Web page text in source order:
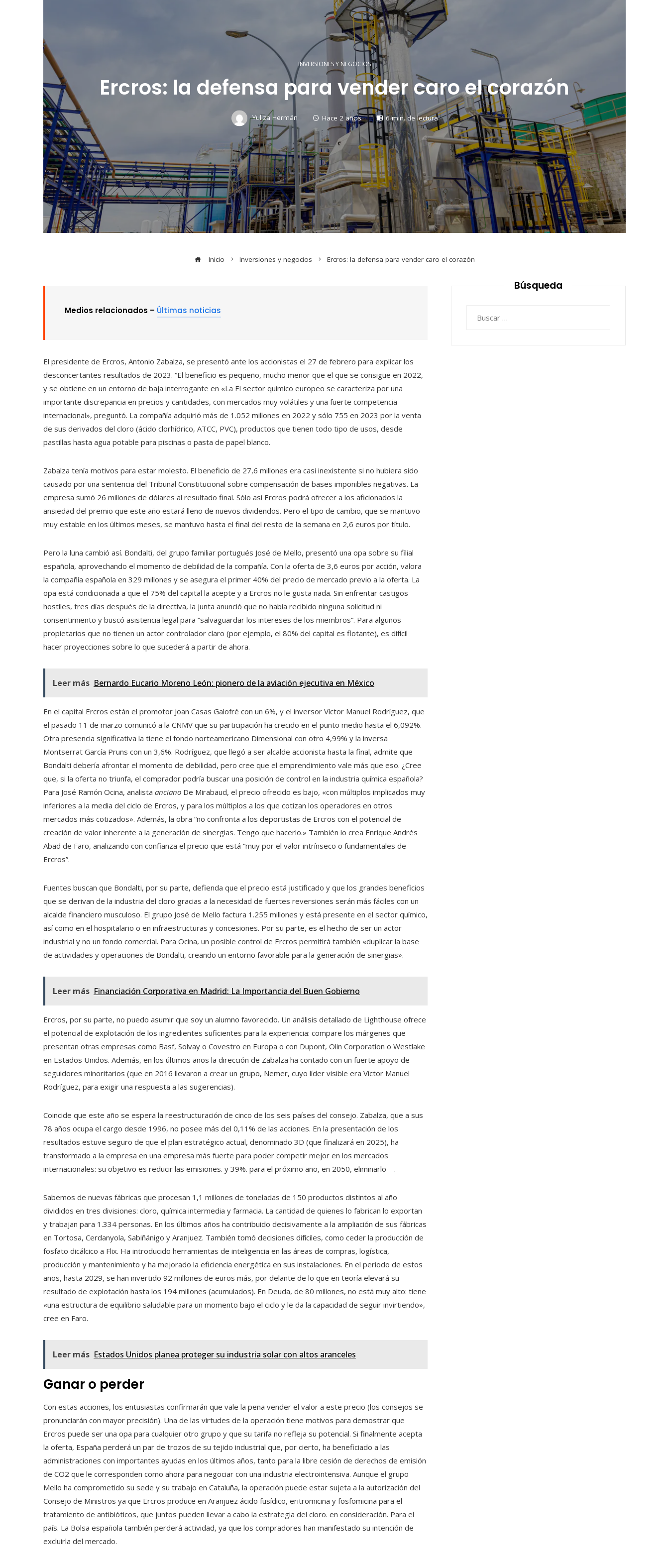
INVERSIONES Y NEGOCIOS
Ercros: la defensa para vender caro el corazón
Yuliza Hermán Hace 2 años 6 min. de lectura
Inicio Inversiones y negocios Ercros: la defensa para vender caro el corazón
Medios relacionados – Últimas noticias
El presidente de Ercros, Antonio Zabalza, se presentó ante los accionistas el 27 de febrero para explicar los
desconcertantes resultados de 2023. “El beneficio es pequeño, mucho menor que el que se consigue en 2022,
y se obtiene en un entorno de baja interrogante en «La El sector químico europeo se caracteriza por una
importante discrepancia en precios y cantidades, con mercados muy volátiles y una fuerte competencia
internacional», preguntó. La compañía adquirió más de 1.052 millones en 2022 y sólo 755 en 2023 por la venta
de sus derivados del cloro (ácido clorhídrico, ATCC, PVC), productos que tienen todo tipo de usos, desde
pastillas hasta agua potable para piscinas o pasta de papel blanco.
Zabalza tenía motivos para estar molesto. El beneficio de 27,6 millones era casi inexistente si no hubiera sido
causado por una sentencia del Tribunal Constitucional sobre compensación de bases imponibles negativas. La
empresa sumó 26 millones de dólares al resultado final. Sólo así Ercros podrá ofrecer a los aficionados la
ansiedad del premio que este año estará lleno de nuevos dividendos. Pero el tipo de cambio, que se mantuvo
muy estable en los últimos meses, se mantuvo hasta el final del resto de la semana en 2,6 euros por título.
Pero la luna cambió así. Bondalti, del grupo familiar portugués José de Mello, presentó una opa sobre su filial
española, aprovechando el momento de debilidad de la compañía. Con la oferta de 3,6 euros por acción, valora
la compañía española en 329 millones y se asegura el primer 40% del precio de mercado previo a la oferta. La
opa está condicionada a que el 75% del capital la acepte y a Ercros no le gusta nada. Sin enfrentar castigos
hostiles, tres días después de la directiva, la junta anunció que no había recibido ninguna solicitud ni
consentimiento y buscó asistencia legal para “salvaguardar los intereses de los miembros”. Para algunos
propietarios que no tienen un actor controlador claro (por ejemplo, el 80% del capital es flotante), es difícil
hacer proyecciones sobre lo que sucederá a partir de ahora.
Leer más Bernardo Eucario Moreno León: pionero de la aviación ejecutiva en México
En el capital Ercros están el promotor Joan Casas Galofré con un 6%, y el inversor Víctor Manuel Rodríguez, que
el pasado 11 de marzo comunicó a la CNMV que su participación ha crecido en el punto medio hasta el 6,092%.
Otra presencia significativa la tiene el fondo norteamericano Dimensional con otro 4,99% y la inversa
Montserrat García Pruns con un 3,6%. Rodríguez, que llegó a ser alcalde accionista hasta la final, admite que
Bondalti debería afrontar el momento de debilidad, pero cree que el emprendimiento vale más que eso. ¿Cree
que, si la oferta no triunfa, el comprador podría buscar una posición de control en la industria química española?
Para José Ramón Ocina, analista anciano De Mirabaud, el precio ofrecido es bajo, «con múltiplos implicados muy
inferiores a la media del ciclo de Ercros, y para los múltiplos a los que cotizan los operadores en otros
mercados más cotizados». Además, la obra “no confronta a los deportistas de Ercros con el potencial de
creación de valor inherente a la generación de sinergias. Tengo que hacerlo.» También lo crea Enrique Andrés
Abad de Faro, analizando con confianza el precio que está “muy por el valor intrínseco o fundamentales de
Ercros”.
Fuentes buscan que Bondalti, por su parte, defienda que el precio está justificado y que los grandes beneficios
que se derivan de la industria del cloro gracias a la necesidad de fuertes reversiones serán más fáciles con un
alcalde financiero musculoso. El grupo José de Mello factura 1.255 millones y está presente en el sector químico,
así como en el hospitalario o en infraestructuras y concesiones. Por su parte, es el hecho de ser un actor
industrial y no un fondo comercial. Para Ocina, un posible control de Ercros permitirá también «duplicar la base
de actividades y operaciones de Bondalti, creando un entorno favorable para la generación de sinergias».
Leer más Financiación Corporativa en Madrid: La Importancia del Buen Gobierno
Ercros, por su parte, no puedo asumir que soy un alumno favorecido. Un análisis detallado de Lighthouse ofrece
el potencial de explotación de los ingredientes suficientes para la experiencia: compare los márgenes que
presentan otras empresas como Basf, Solvay o Covestro en Europa o con Dupont, Olin Corporation o Westlake
en Estados Unidos. Además, en los últimos años la dirección de Zabalza ha contado con un fuerte apoyo de
seguidores minoritarios (que en 2016 llevaron a crear un grupo, Nemer, cuyo líder visible era Víctor Manuel
Rodríguez, para exigir una respuesta a las sugerencias).
Coincide que este año se espera la reestructuración de cinco de los seis países del consejo. Zabalza, que a sus
78 años ocupa el cargo desde 1996, no posee más del 0,11% de las acciones. En la presentación de los
resultados estuve seguro de que el plan estratégico actual, denominado 3D (que finalizará en 2025), ha
transformado a la empresa en una empresa más fuerte para poder competir mejor en los mercados
internacionales: su objetivo es reducir las emisiones. y 39%. para el próximo año, en 2050, eliminarlo—.
Sabemos de nuevas fábricas que procesan 1,1 millones de toneladas de 150 productos distintos al año
divididos en tres divisiones: cloro, química intermedia y farmacia. La cantidad de quienes lo fabrican lo exportan
y trabajan para 1.334 personas. En los últimos años ha contribuido decisivamente a la ampliación de sus fábricas
en Tortosa, Cerdanyola, Sabiñánigo y Aranjuez. También tomó decisiones difíciles, como ceder la producción de
fosfato dicálcico a Flix. Ha introducido herramientas de inteligencia en las áreas de compras, logística,
producción y mantenimiento y ha mejorado la eficiencia energética en sus instalaciones. En el periodo de estos
años, hasta 2029, se han invertido 92 millones de euros más, por delante de lo que en teoría elevará su
resultado de explotación hasta los 194 millones (acumulados). En Deuda, de 80 millones, no está muy alto: tiene
«una estructura de equilibrio saludable para un momento bajo el ciclo y le da la capacidad de seguir invirtiendo»,
cree en Faro.
Leer más Estados Unidos planea proteger su industria solar con altos aranceles
Ganar o perder
Con estas acciones, los entusiastas confirmarán que vale la pena vender el valor a este precio (los consejos se
pronunciarán con mayor precisión). Una de las virtudes de la operación tiene motivos para demostrar que
Ercros puede ser una opa para cualquier otro grupo y que su tarifa no refleja su potencial. Si finalmente acepta
la oferta, España perderá un par de trozos de su tejido industrial que, por cierto, ha beneficiado a las
administraciones con importantes ayudas en los últimos años, tanto para la libre cesión de derechos de emisión
de CO2 que le corresponden como ahora para negociar con una industria electrointensiva. Aunque el grupo
Mello ha comprometido su sede y su trabajo en Cataluña, la operación puede estar sujeta a la autorización del
Consejo de Ministros ya que Ercros produce en Aranjuez ácido fusídico, eritromicina y fosfomicina para el
tratamiento de antibióticos, que juntos pueden llevar a cabo la estrategia del cloro. en consideración. Para el
país. La Bolsa española también perderá actividad, ya que los compradores han manifestado su intención de
excluirla del mercado.
Búsqueda